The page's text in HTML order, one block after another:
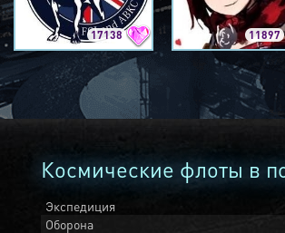
17138 11897
Космические флоты в
Экспедиция
Оборона